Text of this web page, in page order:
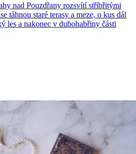
nad Pouzdřany rozsvítí stříbřitými
táhnou staré terasy a meze, o kus dál
les a nakonec v dubohabřiny části